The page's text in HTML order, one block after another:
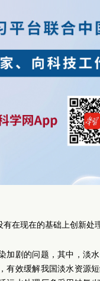
在现在的基础上创新处
加剧的问题，其中，淡
有效缓解我国淡水资源